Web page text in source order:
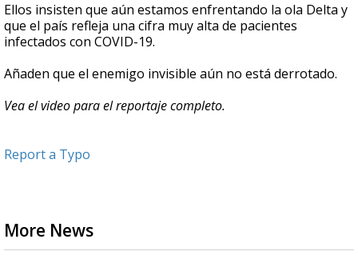
Ellos insisten que aún estamos enfrentando la ola Delta y
que el país refleja una cifra muy alta de pacientes
infectados con COVID-19.
Añaden que el enemigo invisible aún no está derrotado.
Vea el video para el reportaje completo.
Report a Typo
More News